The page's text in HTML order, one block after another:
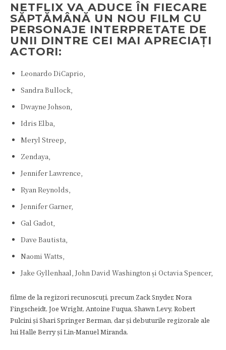
NETFLIX VA ADUCE ÎN FIECARE
SĂPTĂMÂNĂ UN NOU FILM CU
PERSONAJE INTERPRETATE DE
UNII DINTRE CEI MAI APRECIAȚI
ACTORI:
Leonardo DiCaprio,
Sandra Bullock,
Dwayne Johson,
Idris Elba,
Meryl Streep,
Zendaya,
Jennifer Lawrence,
Ryan Reynolds,
Jennifer Garner,
Gal Gadot,
Dave Bautista,
Naomi Watts,
Jake Gyllenhaal, John David Washington și Octavia Spencer,
filme de la regizori recunoscuți, precum Zack Snyder, Nora
Fingscheidt, Joe Wright, Antoine Fuqua, Shawn Levy, Robert
Pulcini și Shari Springer Berman, dar și debuturile regizorale ale
lui Halle Berry și Lin-Manuel Miranda.